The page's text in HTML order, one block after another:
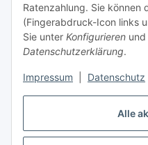
Alle
Ratenzahlung. Sie können
(Fingerabdruck-Icon links
Sie unter Konfigurieren
Datenschutzerklärung.
Impressum Datenschutz
Social Media
Vertrag